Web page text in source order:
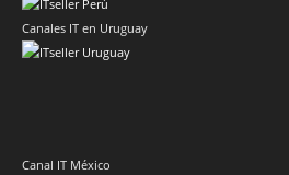
Canales IT en Uruguay
Canal IT México